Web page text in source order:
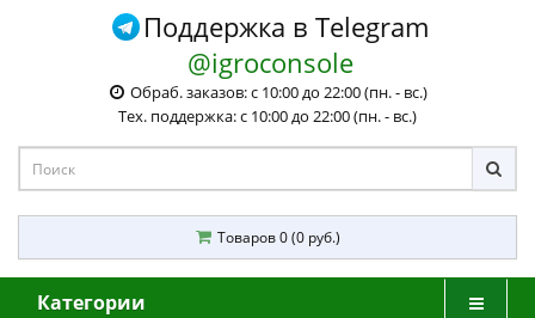
Поддержка в Telegram
@igroconsole
Обраб. заказов: с 10:00 до 22:00 (пн. - вс.)
Тех. поддержка: с 10:00 до 22:00 (пн. - вс.)
Товаров 0 (0 руб.)
Категории